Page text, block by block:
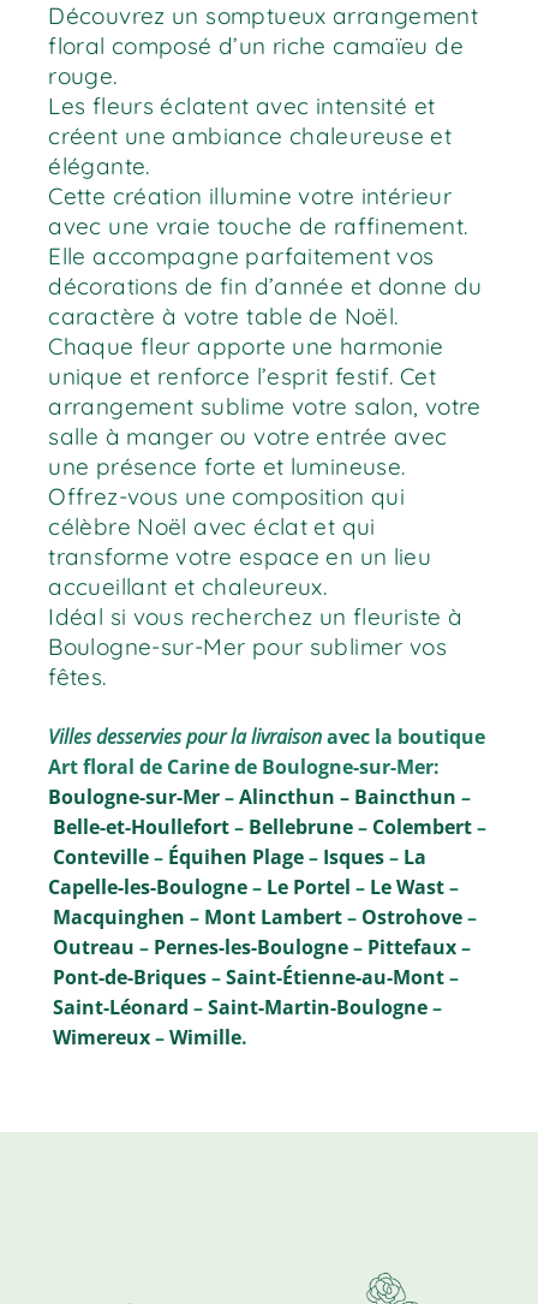
Découvrez un somptueux arrangement
floral composé d’un riche camaïeu de
rouge.
Les fleurs éclatent avec intensité et
créent une ambiance chaleureuse et
élégante.
Cette création illumine votre intérieur
avec une vraie touche de raffinement.
Elle accompagne parfaitement vos
décorations de fin d’année et donne du
caractère à votre table de Noël.
Chaque fleur apporte une harmonie
unique et renforce l’esprit festif. Cet
arrangement sublime votre salon, votre
salle à manger ou votre entrée avec
une présence forte et lumineuse.
Offrez-vous une composition qui
célèbre Noël avec éclat et qui
transforme votre espace en un lieu
accueillant et chaleureux.
Idéal si vous recherchez un fleuriste à
Boulogne-sur-Mer pour sublimer vos
fêtes.
Villes desservies pour la livraisonavec la boutique
Art floral de Carine de Boulogne-sur-Mer:
Boulogne-sur-Mer–Alincthun – Baincthun –
Belle-et-Houllefort– Bellebrune– Colembert–
Conteville– Équihen Plage– Isques– La
Capelle-les-Boulogne– Le Portel – Le Wast–
Macquinghen – Mont Lambert– Ostrohove–
Outreau – Pernes-les-Boulogne– Pittefaux–
Pont-de-Briques–Saint-Étienne-au-Mont–
Saint-Léonard –Saint-Martin-Boulogne–
Wimereux–Wimille.